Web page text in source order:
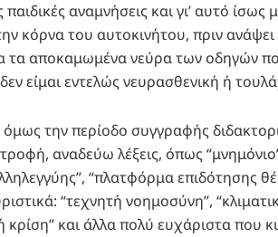
παιδικές αναμνήσεις και γι’ αυτό
κόρνα του αυτοκινήτου, πριν
τα αποκαμωμένα νεύρα των οδηγών
είμαι εντελώς νευρασθενική ή
την περίοδο συγγραφής
αναδεύω λέξεις, όπως
“πλατφόρμα επιδότησης
“τεχνητή νοημοσύνη”,
κρίση” και άλλα πολύ ευχάριστα που